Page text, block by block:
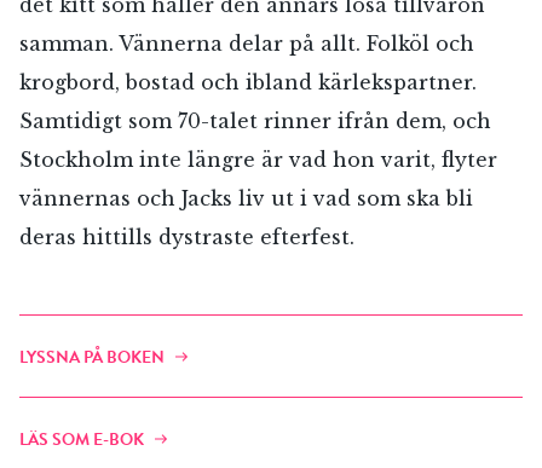
det kitt som håller den annars lösa tillvaron
samman. Vännerna delar på allt. Folköl och
krogbord, bostad och ibland kärlekspartner.
Samtidigt som 70-talet rinner ifrån dem, och
Stockholm inte längre är vad hon varit, flyter
vännernas och Jacks liv ut i vad som ska bli
deras hittills dystraste efterfest.
LYSSNA PÅ BOKEN
LÄS SOM E-BOK